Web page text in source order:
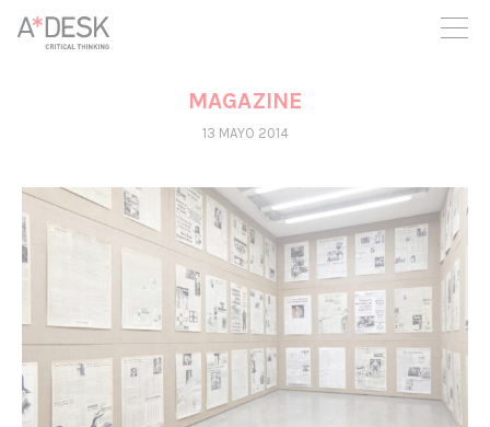
crees también en A*DESK seguimos necesitándote para poder
seguir adelante. Ahora puedes participar del proyecto y
apoyarlo.
MAGAZINE
13 MAYO 2014